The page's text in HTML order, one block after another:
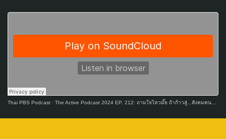
Thai PBS Podcast · The Active Podcast 2024 EP. 212: ถามใจไหวมั๊ย ถ้าก้าวสู่...สังคมคนโสด